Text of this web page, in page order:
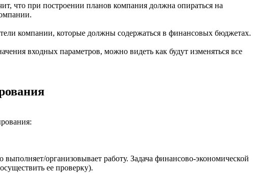
что при построении планов компания должна опираться на
компании, которые должны содержаться в финансовых бюджетах.
входных параметров, можно видеть как будут изменяться все
организовывает работу. Задача финансово-экономической
ее проверку).